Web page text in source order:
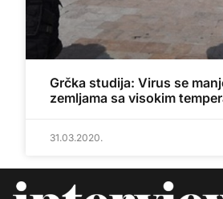
Grčka studija: Virus se
zemljama sa visokim
31.03.2020.